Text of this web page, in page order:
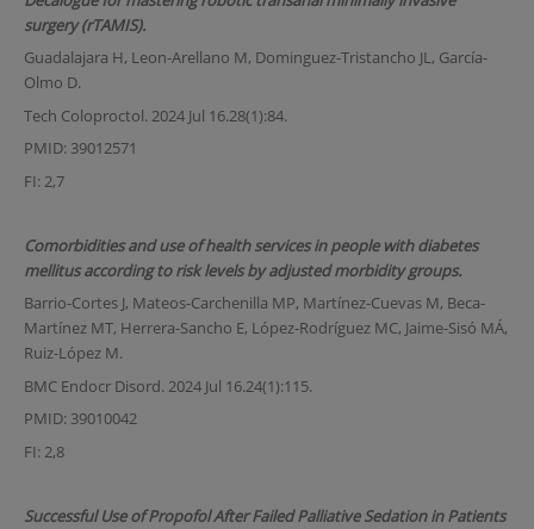
surgery (rTAMIS).
Guadalajara H, Leon-Arellano M, Dominguez-Tristancho JL, García-
Olmo D.
Tech Coloproctol. 2024 Jul 16.28(1):84.
PMID: 39012571
FI: 2,7
Comorbidities and use of health services in people with diabetes
mellitus according to risk levels by adjusted morbidity groups.
Barrio-Cortes J, Mateos-Carchenilla MP, Martínez-Cuevas M, Beca-
Martínez MT, Herrera-Sancho E, López-Rodríguez MC, Jaime-Sisó MÁ,
Ruiz-López M.
BMC Endocr Disord. 2024 Jul 16.24(1):115.
PMID: 39010042
FI: 2,8
Successful Use of Propofol After Failed Palliative Sedation in Patients